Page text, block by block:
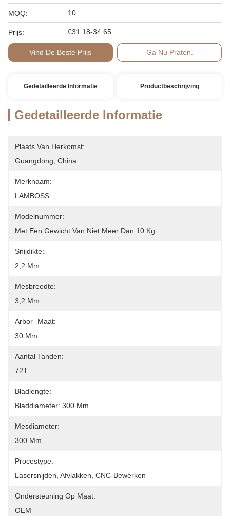
MOQ: 10
Prijs: €31.18-34.65
Vind De Beste Prijs Ga Nu Praten.
Gedetailleerde Informatie Productbeschrijving
Gedetailleerde Informatie
Plaats Van Herkomst:
Guangdong, China
Merknaam:
LAMBOSS
Modelnummer:
Met Een Gewicht Van Niet Meer Dan 10 Kg
Snijdikte:
2,2 Mm
Mesbreedte:
3,2 Mm
Arbor -maat:
30 Mm
Aantal Tanden:
72T
Bladlengte:
Bladdiameter: 300 Mm
Mesdiameter:
300 Mm
Procestype:
Lasersnijden, Afvlakken, CNC-Bewerken
Ondersteuning Op Maat:
OEM